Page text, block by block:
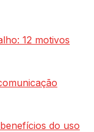
12 motivos
do uso